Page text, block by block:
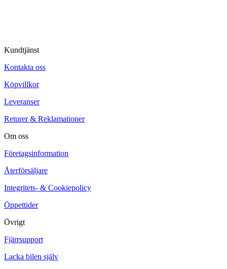
Kundtjänst
Kontakta oss
Köpvillkor
Leveranser
Returer & Reklamationer
Om oss
Företagsinformation
Återförsäljare
Integritets- & Cookiepolicy
Öppettider
Övrigt
Fjärrsupport
Lacka bilen själv